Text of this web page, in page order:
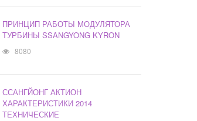
ПРИНЦИП РАБОТЫ МОДУЛЯТОРА
ТУРБИНЫ SSANGYONG KYRON
8080
ССАНГЙОНГ АКТИОН
ХАРАКТЕРИСТИКИ 2014
ТЕХНИЧЕСКИЕ